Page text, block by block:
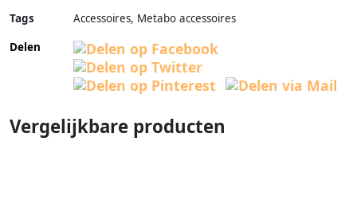
Tags
Accessoires, Metabo accessoires
Delen
Vergelijkbare producten